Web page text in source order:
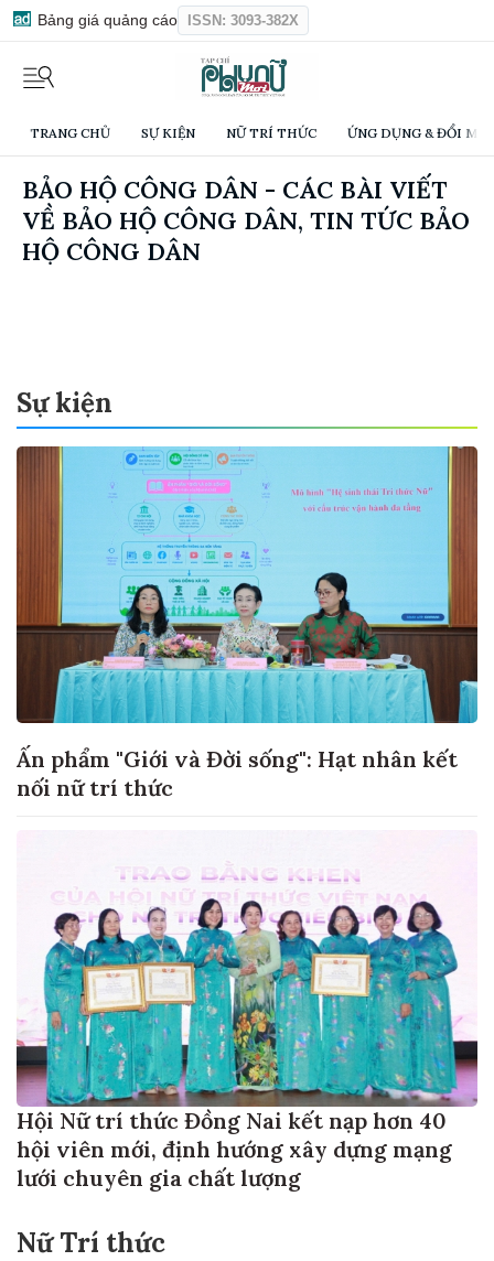
Bảng giá quảng cáo ISSN: 3093-382X
TRANG CHỦ SỰ KIỆN NỮ TRÍ THỨC ỨNG DỤNG & ĐỔI
BẢO HỘ CÔNG DÂN - CÁC BÀI VIẾT
VỀ BẢO HỘ CÔNG DÂN, TIN TỨC BẢO
HỘ CÔNG DÂN
Sự kiện
Ấn phẩm "Giới và Đời sống": Hạt nhân kết
nối nữ trí thức
Hội Nữ trí thức Đồng Nai kết nạp hơn 40
hội viên mới, định hướng xây dựng mạng
lưới chuyên gia chất lượng
Nữ Trí thức